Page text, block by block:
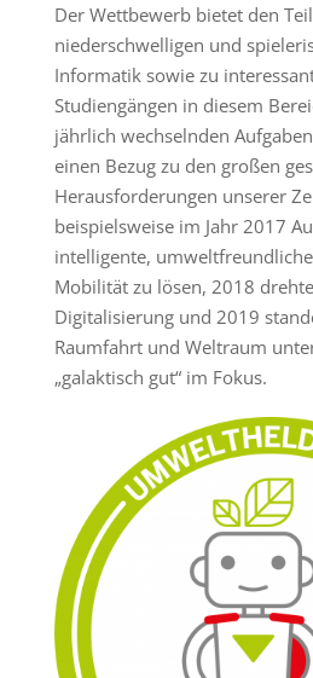
Der Wettbewerb bietet den
niederschwelligen und
Informatik sowie zu
Studiengängen in diesem
jährlich wechselnden
einen Bezug zu den großen
Herausforderungen unserer
beispielsweise im Jahr 2017
intelligente,
Mobilität zu lösen, 2018
Digitalisierung und 2019
Raumfahrt und Weltraum
„galaktisch gut“ im Fokus.